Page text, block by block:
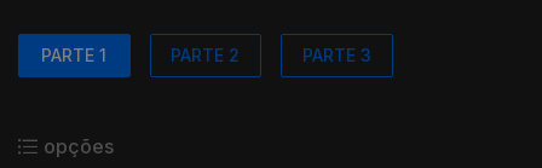
PARTE 1 PARTE 2 PARTE 3
opções